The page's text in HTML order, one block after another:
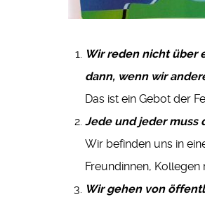
Wir reden nicht über
dann, wenn wir
Das ist ein Gebot der
Jede und jeder muss
Wir befinden uns in
Freundinnen,
Wir gehen von